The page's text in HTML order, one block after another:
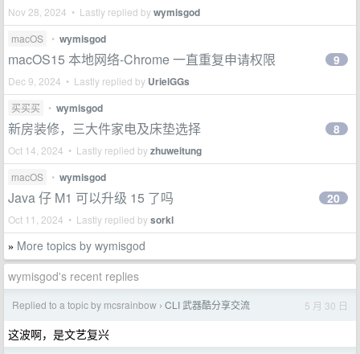
Nov 28, 2024 • Lastly replied bywymisgod
macOS • wymisgod
macOS15 本地网络-Chrome 一直重复申请权限
Dec 9, 2024 • Lastly replied by UrielGGs
9
买买买 • wymisgod
新房装修，三大件家电及床垫选择
Oct 14, 2024 • Lastly replied byzhuweitung
8
macOS • wymisgod
Java 仔 M1 可以升级 15 了吗
Oct 11, 2024 • Lastly replied bysorkl
20
» More topics by wymisgod
wymisgod's recent replies
Replied to a topic by mcsrainbow › CLI 武器酷分享交流 5 月 30 日
这波啊，是文艺复兴